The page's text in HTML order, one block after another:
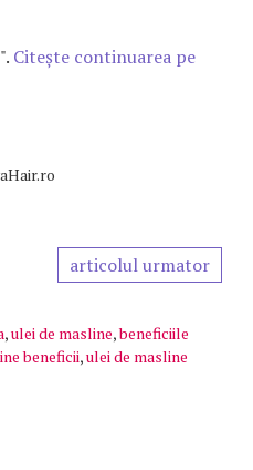
Citește continuarea pe
articolul urmator
,ulei de masline,beneficiile
beneficii,ulei de masline